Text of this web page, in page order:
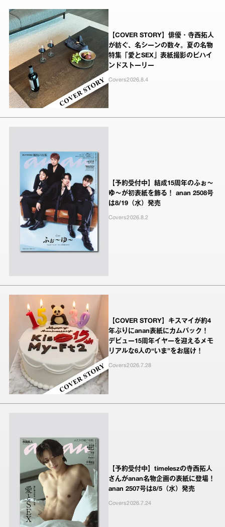
【COVER STORY】俳優・寺西拓人
が紡ぐ、名シーンの数々。夏の名物
特集「愛とSEX」表紙撮影のビハイ
ンドストーリー
Covers2026.8.4
【予約受付中】結成15周年のふぉ～
ゆ～が初表紙を飾る！ anan 2508号
は8/19（水）発売
Covers2026.8.2
【COVER STORY】キスマイが約4
年ぶりにanan表紙にカムバック！
デビュー15周年イヤーを迎えるメモ
リアルな6人の“いま”をお届け！
Covers2026.7.28
【予約受付中】timeleszの寺西拓人
さんがanan名物企画の表紙に登場！
anan 2507号は8/5（水）発売
Covers2026.7.24